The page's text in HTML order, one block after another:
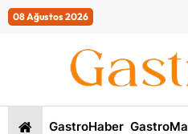
08 Ağustos 2026
GastroHaber